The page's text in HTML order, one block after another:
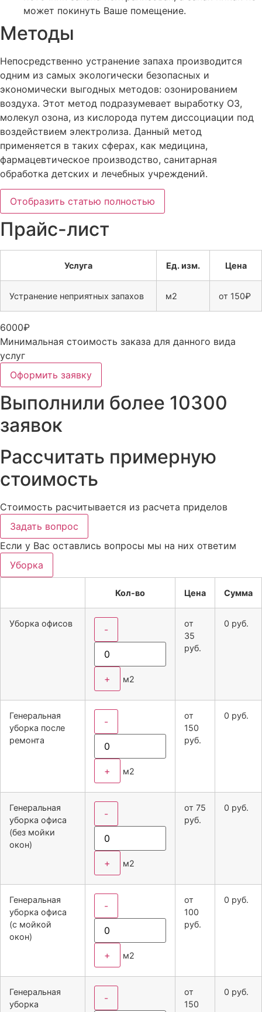
может покинуть Ваше помещение.
Методы
Непосредственно устранение запаха производится
одним из самых экологически безопасных и
экономически выгодных методов: озонированием
воздуха. Этот метод подразумевает выработку О3,
молекул озона, из кислорода путем диссоциации под
воздействием электролиза. Данный метод
применяется в таких сферах, как медицина,
фармацевтическое производство, санитарная
обработка детских и лечебных учреждений.
Отобразить статью полностью
Прайс-лист
Услуга Ед. изм. Цена
Устранение неприятных запахов м2 от 150₽
6000₽
Минимальная стоимость заказа для данного вида
услуг
Оформить заявку
Выполнили более 10300
заявок
Рассчитать примерную
стоимость
Стоимость расчитывается из расчета приделов
Задать вопрос
Если у Вас оставлись вопросы мы на них ответим
Уборка
Кол-во Цена Сумма
Уборка офисов
-
+ м2
от
35
руб.
0 руб.
Генеральная
уборка после
ремонта
-
+ м2
от
150
руб.
0 руб.
Генеральная
уборка офиса
(без мойки
окон)
-
+ м2
от 75
руб.
0 руб.
Генеральная
уборка офиса
(с мойкой
окон)
-
+ м2
от
100
руб.
0 руб.
Генеральная
уборка
-
от
150
0 руб.